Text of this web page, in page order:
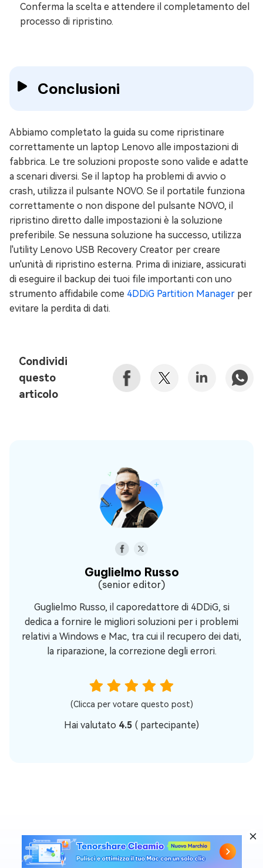
Conferma la scelta e attendere il completamento del
processo di ripristino.
Conclusioni
Abbiamo completato la guida su come ripristinare
correttamente un laptop Lenovo alle impostazioni di
fabbrica. Le tre soluzioni proposte sono valide e adatte
a scenari diversi. Se il laptop ha problemi di avvio o
crash, utilizza il pulsante NOVO. Se il portatile funziona
correttamente o non dispone del pulsante NOVO, il
ripristino diretto dalle impostazioni è la soluzione
preferibile. Se nessuna soluzione ha successo, utilizza
l'utility Lenovo USB Recovery Creator per creare
un'unità di ripristino esterna. Prima di iniziare, assicurati
di eseguire il backup dei tuoi file importanti con uno
strumento affidabile come 4DDiG Partition Manager per
evitare la perdita di dati.
Condividi
questo
articolo
Guglielmo Russo
(senior editor)
Guglielmo Russo, il caporedattore di 4DDiG, si
dedica a fornire le migliori soluzioni per i problemi
relativi a Windows e Mac, tra cui il recupero dei dati,
la riparazione, la correzione degli errori.
(Clicca per votare questo post)
Hai valutato 4.5 ( partecipante)